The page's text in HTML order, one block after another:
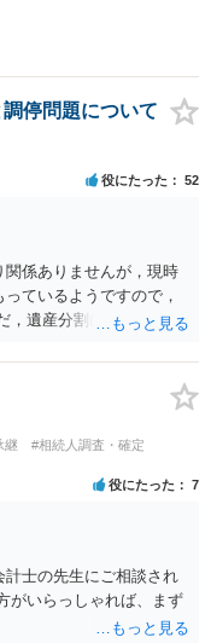
停問題について
役にたった 52
係ありませんが，現時
ているようですので，
，遺産分割により，母の
継
#相続人調査・確定
役にたった 7
士の先生にご相談され
がいらっしゃれば、まず